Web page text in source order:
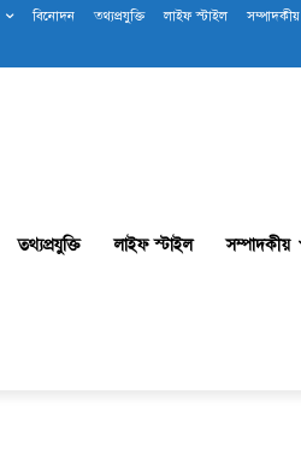
বিনোদন তথ্যপ্রযুক্তি লাইফ স্টাইল সম্পাদকীয়
তথ্যপ্রযুক্তি লাইফ স্টাইল সম্পাদকীয়